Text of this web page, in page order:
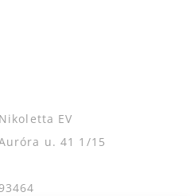
EV
u. 41 1/15